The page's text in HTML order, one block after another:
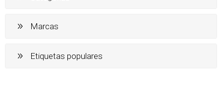
Marcas
Etiquetas populares